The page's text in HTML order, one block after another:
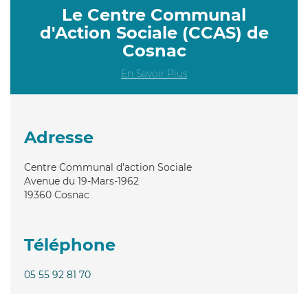
Le Centre Communal
d'Action Sociale (CCAS) de
Cosnac
En Savoir Plus
Adresse
Centre Communal d'action Sociale
Avenue du 19-Mars-1962
19360 Cosnac
Téléphone
05 55 92 81 70